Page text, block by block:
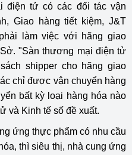
điện tử có các đối tác vận
Giao hàng tiết kiệm, J&T
làm việc với hãng giao
"Sàn thương mại điện tử
shipper cho hãng giao
chỉ được vận chuyển hàng
bất kỳ loại hàng hóa nào
và Kinh tế số đề xuất.
ứng thực phẩm có nhu cầu
thì siêu thị, nhà cung ứng